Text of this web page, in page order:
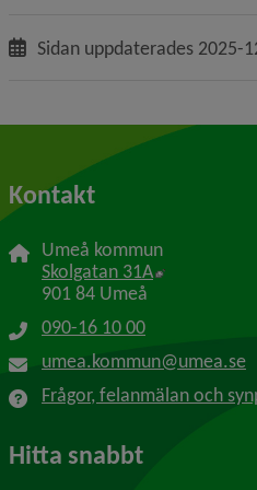
Sidan uppdaterades 2025-
Kontakt
Umeå kommun
Skolgatan 31A Länk till
901 84 Umeå
090-16 10 00
umea.kommun@umea.se
Frågor, felanmälan och
Hitta snabbt